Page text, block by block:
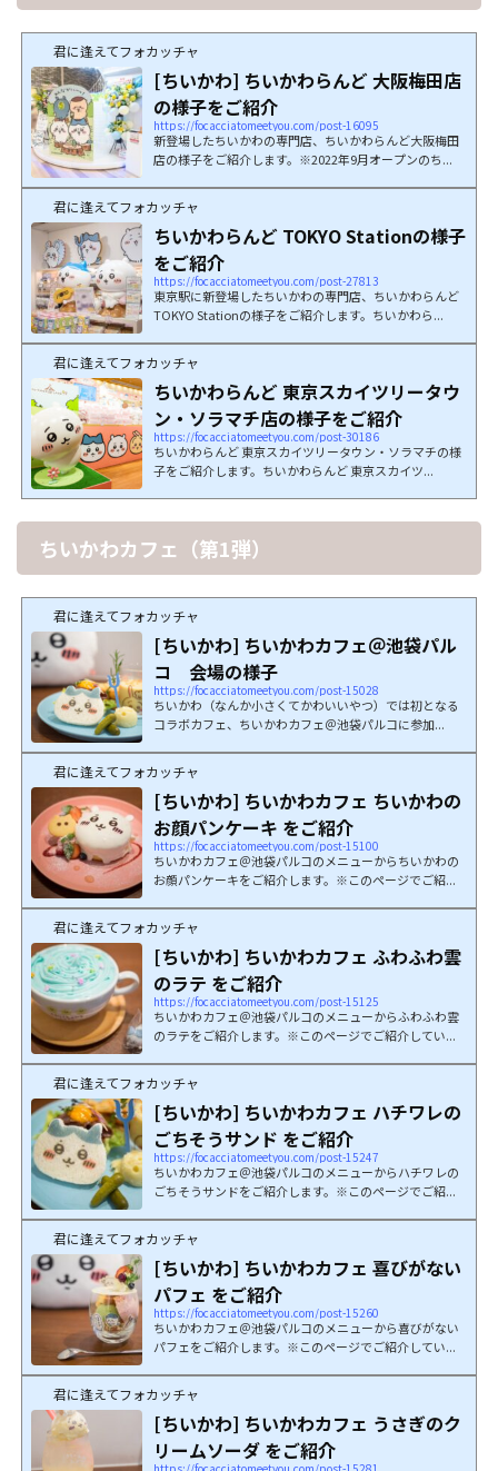
君に逢えてフォカッチャ
[ちいかわ] ちいかわらんど 大阪梅田店
の様子をご紹介
https://focacciatomeetyou.com/post-16095
新登場したちいかわの専門店、ちいかわらんど大阪梅田
店の様子をご紹介します。※2022年9月オープンのち...
君に逢えてフォカッチャ
ちいかわらんど TOKYO Stationの様子
をご紹介
https://focacciatomeetyou.com/post-27813
東京駅に新登場したちいかわの専門店、ちいかわらんど
TOKYO Stationの様子をご紹介します。ちいかわら...
君に逢えてフォカッチャ
ちいかわらんど 東京スカイツリータウ
ン・ソラマチ店の様子をご紹介
https://focacciatomeetyou.com/post-30186
ちいかわらんど 東京スカイツリータウン・ソラマチの様
子をご紹介します。ちいかわらんど 東京スカイツ...
ちいかわカフェ（第1弾）
君に逢えてフォカッチャ
[ちいかわ] ちいかわカフェ＠池袋パル
コ 会場の様子
https://focacciatomeetyou.com/post-15028
ちいかわ（なんか小さくてかわいいやつ）では初となる
コラボカフェ、ちいかわカフェ＠池袋パルコに参加...
君に逢えてフォカッチャ
[ちいかわ] ちいかわカフェ ちいかわの
お顔パンケーキ をご紹介
https://focacciatomeetyou.com/post-15100
ちいかわカフェ＠池袋パルコのメニューからちいかわの
お顔パンケーキをご紹介します。※このページでご紹...
君に逢えてフォカッチャ
[ちいかわ] ちいかわカフェ ふわふわ雲
のラテ をご紹介
https://focacciatomeetyou.com/post-15125
ちいかわカフェ＠池袋パルコのメニューからふわふわ雲
のラテをご紹介します。※このページでご紹介してい...
君に逢えてフォカッチャ
[ちいかわ] ちいかわカフェ ハチワレの
ごちそうサンド をご紹介
https://focacciatomeetyou.com/post-15247
ちいかわカフェ＠池袋パルコのメニューからハチワレの
ごちそうサンドをご紹介します。※このページでご紹...
君に逢えてフォカッチャ
[ちいかわ] ちいかわカフェ 喜びがない
パフェ をご紹介
https://focacciatomeetyou.com/post-15260
ちいかわカフェ＠池袋パルコのメニューから喜びがない
パフェをご紹介します。※このページでご紹介してい...
君に逢えてフォカッチャ
[ちいかわ] ちいかわカフェ うさぎのク
リームソーダ をご紹介